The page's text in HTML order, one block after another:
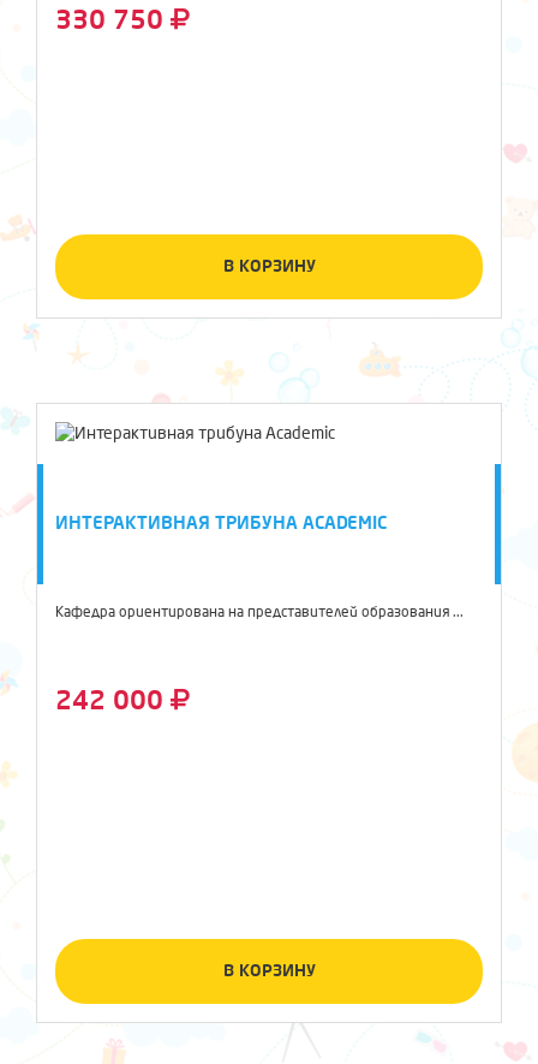
330 750
В КОРЗИНУ
ИНТЕРАКТИВНАЯ ТРИБУНА ACADEMIC
Кафедра ориентирована на представителей образования ...
242 000
В КОРЗИНУ